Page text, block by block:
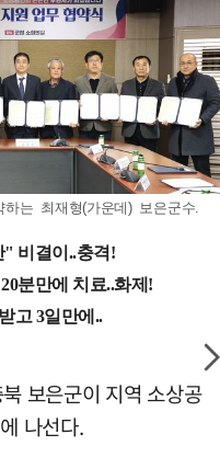
는 최재형(가운데) 보은군수.
보은군이 지역 소상공
나선다.